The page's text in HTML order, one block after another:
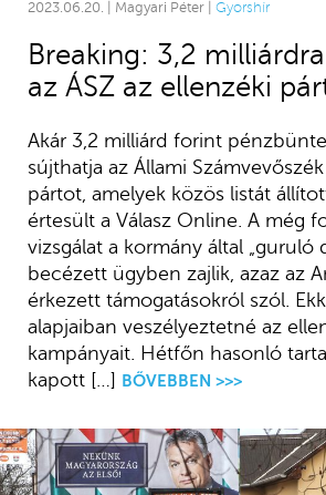
2023.06.20. | Magyari Péter | Gyorshír
Breaking: 3,2
az ÁSZ az ellenzéki
Akár 3,2 milliárd forint
sújthatja az Állami
pártot, amelyek közös listát
értesült a Válasz Online. A még
vizsgálat a kormány által „guruló
becézett ügyben zajlik, azaz az
érkezett támogatásokról szól.
alapjaiban veszélyeztetné az
kampányait. Hétfőn hasonló
kapott […] BŐVEBBEN >>>